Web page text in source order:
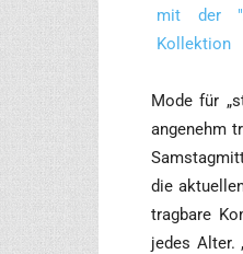
Mode für
ange­nehm
die
trag­ba­re
jedes Alter.